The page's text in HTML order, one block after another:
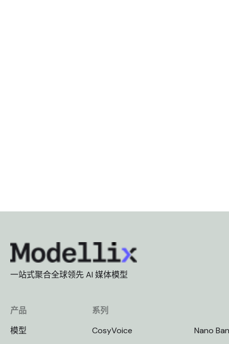
一站式聚合全球领先 AI 媒体模型
产品
模型
系列
CosyVoice
Nano